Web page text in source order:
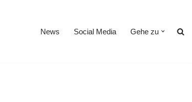
News Social Media Gehe zu